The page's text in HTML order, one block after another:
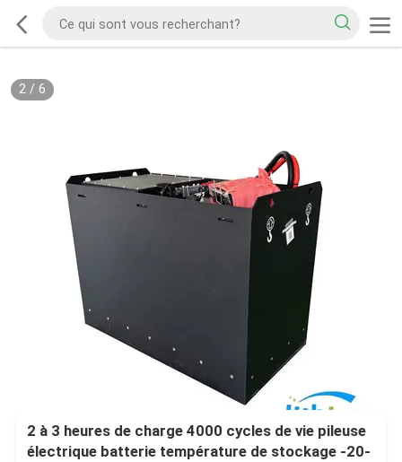
2/ 6
2 à 3 heures de charge 4000 cycles de vie pileuse
électrique batterie température de stockage -20-